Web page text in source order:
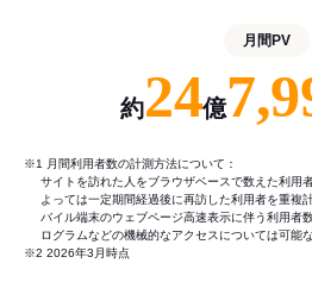
月間PV
約24億
※1 月間利用者数の計測方法について：
サイトを訪れた人をブラウザベースで数えた利用
よっては一定期間経過後に再訪した利用者を重複
バイル端末のウェブページ高速表示に伴う利用者
ログラムなどの機械的なアクセスについては可能
※2 2026年3月時点